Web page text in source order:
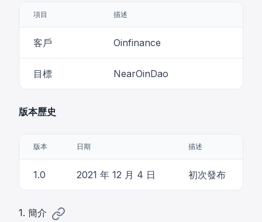
項目 描述
客戶 Oinfinance
目標 NearOinDao
版本歷史
版本 日期 描述
1.0 2021 年 12 月 4 日 初次發布
1. 簡介